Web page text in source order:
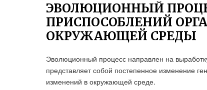
ЭВОЛЮЦИОННЫЙ
ПРИСПОСОБЛЕНИЙ
ОКРУЖАЮЩЕЙ СРЕДЫ
Эволюционный процесс направлен на
представляет собой постепенное изменение
изменений в окружающей среде.